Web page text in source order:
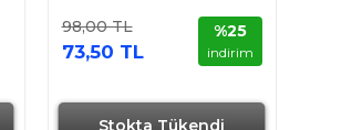
Stokta Tükendi
98,00 TL
73,50 TL
%25
indirim